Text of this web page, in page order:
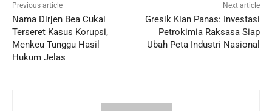
Previous article
Nama Dirjen Bea Cukai
Terseret Kasus Korupsi,
Menkeu Tunggu Hasil
Hukum Jelas
Next article
Gresik Kian Panas: Investasi
Petrokimia Raksasa Siap
Ubah Peta Industri Nasional